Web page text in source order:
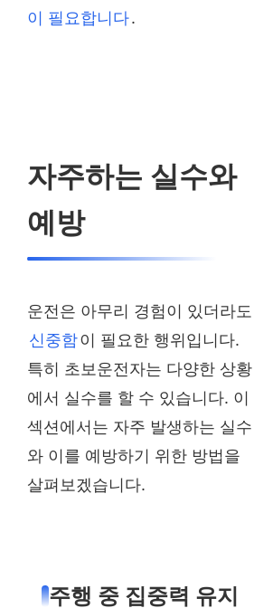
이 필요합니다.
자주하는 실수와
예방
운전은 아무리 경험이 있더라도
신중함이 필요한 행위입니다.
특히 초보운전자는 다양한 상황
에서 실수를 할 수 있습니다. 이
섹션에서는 자주 발생하는 실수
와 이를 예방하기 위한 방법을
살펴보겠습니다.
주행 중 집중력 유지